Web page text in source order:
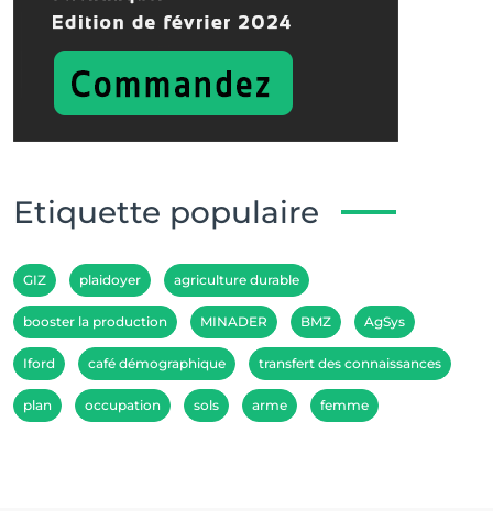
Etiquette populaire
GIZ plaidoyer agriculture durable
booster la production MINADER BMZ AgSys
Iford café démographique transfert des connaissances
plan occupation sols arme femme